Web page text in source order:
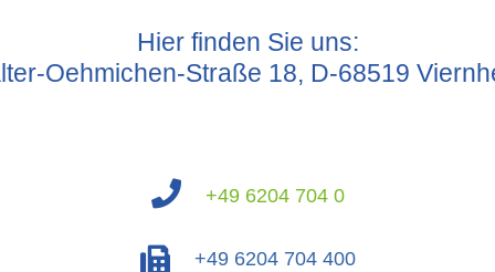
Hier finden Sie uns:
Oehmichen-Straße 18, D-68519
+49 6204 704 0
+49 6204 704 400